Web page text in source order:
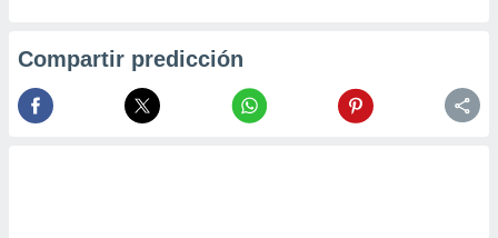
Compartir predicción